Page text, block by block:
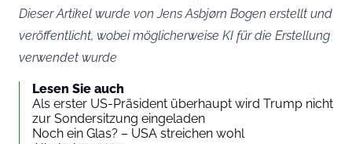
Dieser Artikel wurde von Jens Asbjørn Bogen erstellt und
veröffentlicht, wobei möglicherweise KI für die Erstellung
verwendet wurde
Lesen Sie auch
Als erster US-Präsident überhaupt wird Trump nicht
zur Sondersitzung eingeladen
Noch ein Glas? – USA streichen wohl